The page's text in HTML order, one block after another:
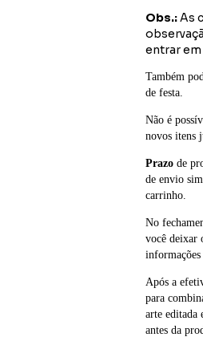
Obs.:As
entrar
Também
de festa.
Não é
novos itens
Prazo de
de envio
carrinho.
No
você deixar
informações
Após a
para
arte editada
antes da